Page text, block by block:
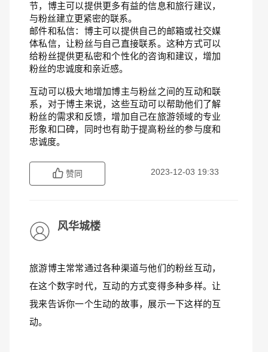
节，博主可以提供更多有益的信息和旅行建议，
与粉丝建立更紧密的联系。
邮件和私信：博主可以提供自己的邮箱或社交媒
体私信，让粉丝与自己直接联系。这种方式可以
给粉丝提供更私密和个性化的咨询和建议，增加
粉丝的忠诚度和亲近感。
互动可以极大地增加博主与粉丝之间的互动和联
系，对于博主来说，这些互动可以帮助他们了解
粉丝的需求和反馈，增加自己在旅游领域的专业
形象和口碑，同时也有助于提高粉丝的参与度和
忠诚度。
赞同 2023-12-03 19:33
风华城楼
旅游博主常常通过各种渠道与他们的粉丝互动，
在这个数字时代，互动的方式变得多种多样。让
我来告诉你一个生动的故事，展示一下这样的互
动。